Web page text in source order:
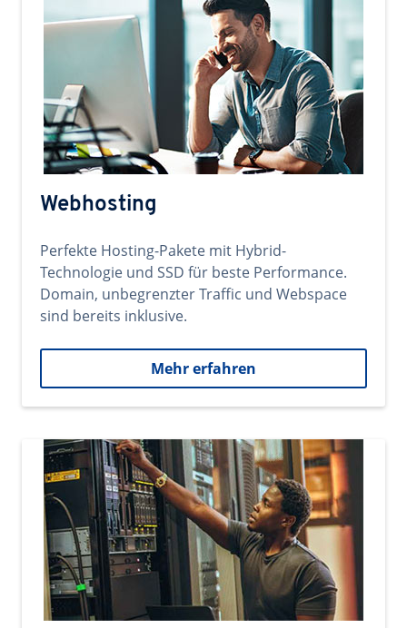
Webhosting
Perfekte Hosting-Pakete mit Hybrid-
Technologie und SSD für beste Performance.
Domain, unbegrenzter Traffic und Webspace
sind bereits inklusive.
Mehr erfahren